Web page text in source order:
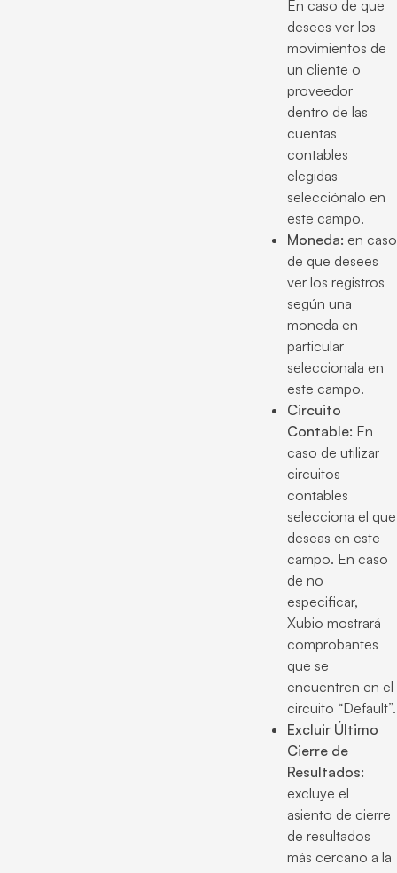
En caso de que
desees ver los
movimientos de
un cliente o
proveedor
dentro de las
cuentas
contables
elegidas
selecciónalo en
este campo.
Moneda: en caso
de que desees
ver los registros
según una
moneda en
particular
seleccionala en
este campo.
Circuito
Contable: En
caso de utilizar
circuitos
contables
selecciona el que
deseas en este
campo. En caso
de no
especificar,
Xubio mostrará
comprobantes
que se
encuentren en el
circuito “Default”.
Excluir Último
Cierre de
Resultados:
excluye el
asiento de cierre
de resultados
más cercano a la